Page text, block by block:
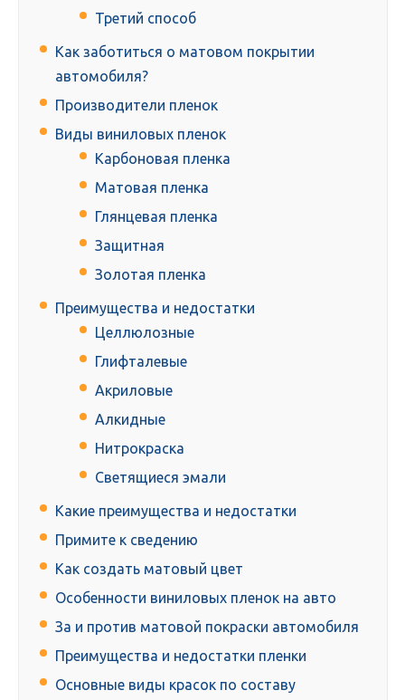
Третий способ
Как заботиться о матовом покрытии
автомобиля?
Производители пленок
Виды виниловых пленок
Карбоновая пленка
Матовая пленка
Глянцевая пленка
Защитная
Золотая пленка
Преимущества и недостатки
Целлюлозные
Глифталевые
Акриловые
Алкидные
Нитрокраска
Светящиеся эмали
Какие преимущества и недостатки
Примите к сведению
Как создать матовый цвет
Особенности виниловых пленок на авто
За и против матовой покраски автомобиля
Преимущества и недостатки пленки
Основные виды красок по составу